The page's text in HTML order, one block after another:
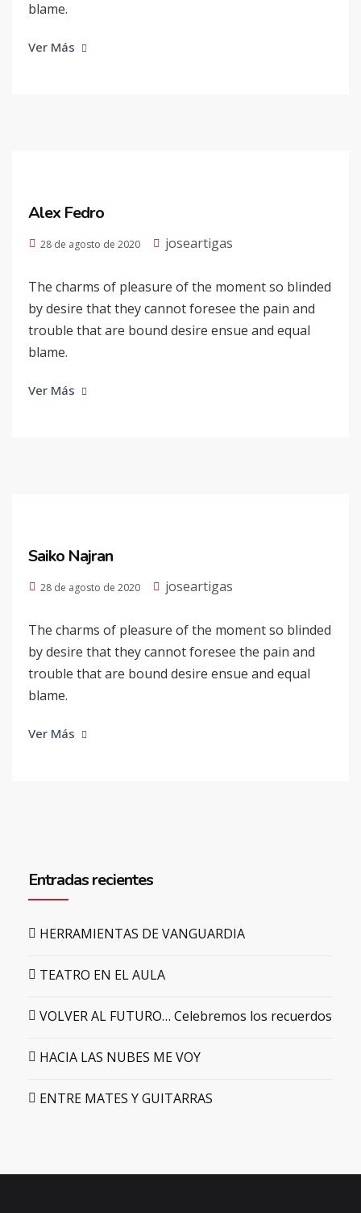
blame.
Ver Más
Alex Fedro
28 de agosto de 2020 joseartigas
The charms of pleasure of the moment so blinded
by desire that they cannot foresee the pain and
trouble that are bound desire ensue and equal
blame.
Ver Más
Saiko Najran
28 de agosto de 2020 joseartigas
The charms of pleasure of the moment so blinded
by desire that they cannot foresee the pain and
trouble that are bound desire ensue and equal
blame.
Ver Más
Entradas recientes
HERRAMIENTAS DE VANGUARDIA
TEATRO EN EL AULA
VOLVER AL FUTURO… Celebremos los recuerdos
HACIA LAS NUBES ME VOY
ENTRE MATES Y GUITARRAS